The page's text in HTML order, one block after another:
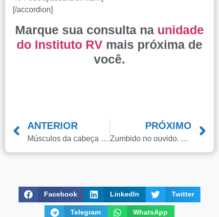
[/accordion]
Marque sua consulta na unidade
do Instituto RV mais próxima de
você.
ANTERIOR
Músculos da cabeça possuem grande resistência. Mas os distúrbios da articulação Temporo Mandibular estão cada vez mais presentes, devido a desequilíbrios musculares e hábitos diários!
PRÓXIMO
Zumbido no ouvido. A fisioterapia pode ajudar?
Facebook LinkedIn Twitter
Telegram WhatsApp
indicarão qual o melhor caminho a ser seguido.
Cidade de São Paulo:
(011) 2091-1267